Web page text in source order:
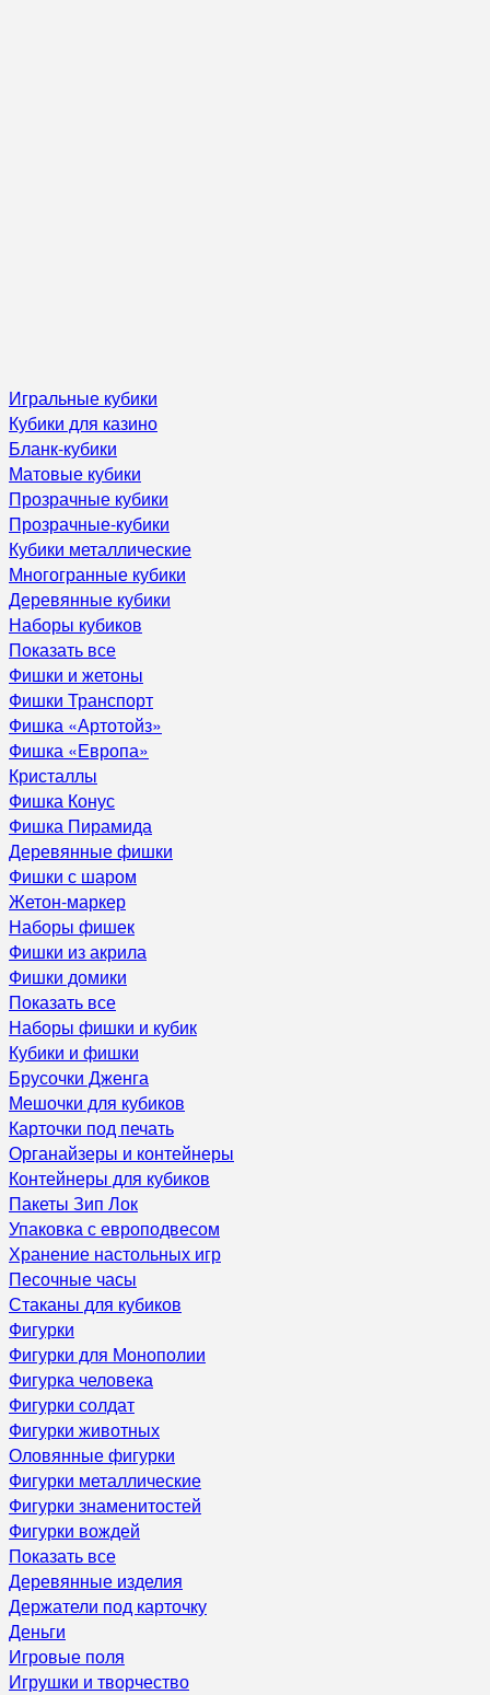
Игральные кубики
Кубики для казино
Бланк-кубики
Матовые кубики
Прозрачные кубики
Прозрачные-кубики
Кубики металлические
Многогранные кубики
Деревянные кубики
Наборы кубиков
Показать все
Фишки и жетоны
Фишки Транспорт
Фишка «Артотойз»
Фишка «Европа»
Кристаллы
Фишка Конус
Фишка Пирамида
Деревянные фишки
Фишки с шаром
Жетон-маркер
Наборы фишек
Фишки из акрила
Фишки домики
Показать все
Наборы фишки и кубик
Кубики и фишки
Брусочки Дженга
Мешочки для кубиков
Карточки под печать
Органайзеры и контейнеры
Контейнеры для кубиков
Пакеты Зип Лок
Упаковка с европодвесом
Хранение настольных игр
Песочные часы
Стаканы для кубиков
Фигурки
Фигурки для Монополии
Фигурка человека
Фигурки солдат
Фигурки животных
Оловянные фигурки
Фигурки металлические
Фигурки знаменитостей
Фигурки вождей
Показать все
Деревянные изделия
Держатели под карточку
Деньги
Игровые поля
Игрушки и творчество